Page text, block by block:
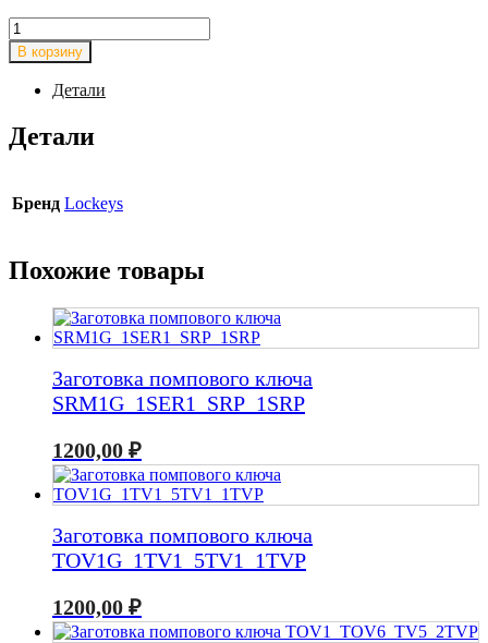
Количество
товара
Заготовка
плоского
ключа
(импорт)
x_LCK6_x_x
В корзину
Детали
Детали
Бренд Lockeys
Похожие товары
Заготовка помпового ключа
SRM1G_1SER1_SRP_1SRP
1200,00 ₽
Заготовка помпового ключа
TOV1G_1TV1_5TV1_1TVP
1200,00 ₽